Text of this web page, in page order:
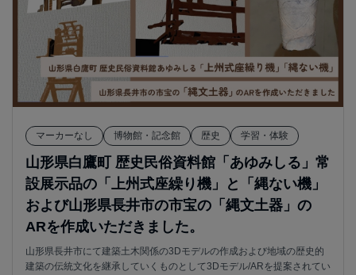
マーカーなし 博物館・記念館 歴史 学習・体験
山形県白鷹町 歴史民俗資料館「あゆみしる」常
設展示品の「上州式座繰り機」と「縄ない機」
および山形県長井市の市宝の「縄文土器」の
ARを作成いただきました。
山形県長井市にて建築土木関係の3Dモデルの作成および地域の歴史的
建築の伝統文化を継承していくものとして3Dモデル/ARを提案されてい